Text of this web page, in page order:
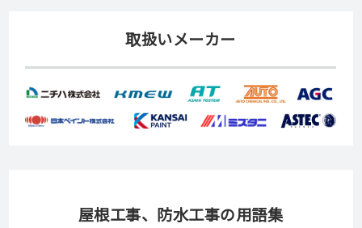
取扱いメーカー
屋根工事、防水工事の用語集